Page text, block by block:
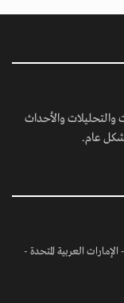
والتحليلات والأحداث
عام.
العربية المتحدة -